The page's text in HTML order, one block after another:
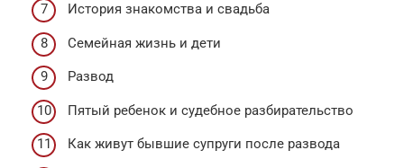
История знакомства и свадьба
Семейная жизнь и дети
Развод
Пятый ребенок и судебное разбирательство
Как живут бывшие супруги после развода